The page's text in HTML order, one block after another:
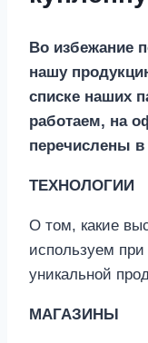
Во избежание
нашу
списке наших
работаем, на
перечислены в
ТЕХНОЛОГИИ
О том, какие
используем
уникальной
МАГАЗИНЫ